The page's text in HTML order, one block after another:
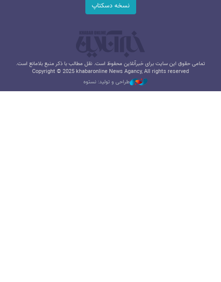
نسخه دسکتاپ
تمامی حقوق این سایت برای خبرآنلاین محفوظ است. نقل مطالب با ذکر منبع بلامانع است.
Copyright © 2025 khabaronline News Agancy, All rights reserved
طراحی و تولید: نستوه